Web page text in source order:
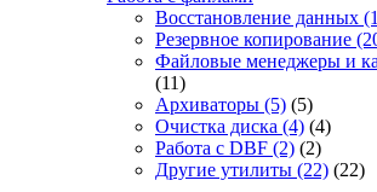
Восстановление данных
Резервное копирование
Файловые менеджеры и
(11)
Архиваторы (5) (5)
Очистка диска (4) (4)
Работа с DBF (2) (2)
Другие утилиты (22) (22)